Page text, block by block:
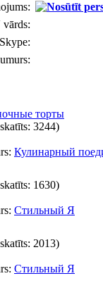
Skype:
торты
3244)
Кулинарный
1630)
Стильный Я
2013)
Стильный Я